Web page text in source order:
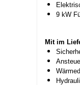
9 kW
Mit im